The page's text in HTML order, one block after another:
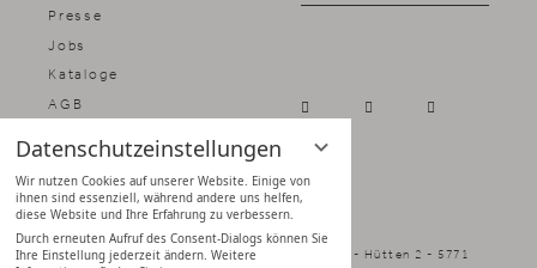
Datenschutzeinstellungen
Wir nutzen Cookies auf unserer Website. Einige von
ihnen sind essenziell, während andere uns helfen,
diese Website und Ihre Erfahrung zu verbessern.
Durch erneuten Aufruf des Consent-Dialogs können Sie
Ihre Einstellung jederzeit ändern. Weitere
Presse
Jobs
Kataloge
AGB
Datenschutz
Datenschutz­einstellungen
Naturhotel Forsthofgut - Familie Schmuck - Hütten 2 - 5771